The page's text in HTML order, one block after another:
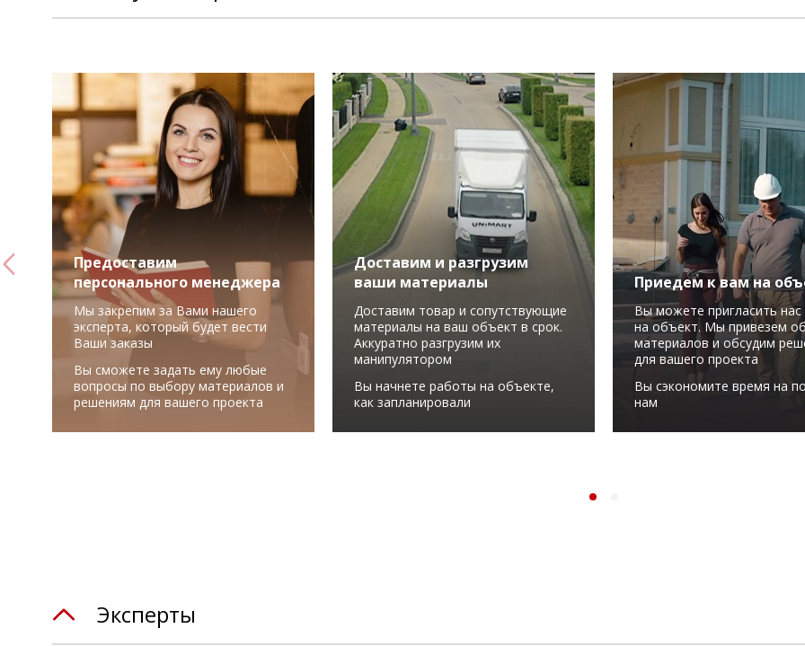
Предоставим
персонального менеджера
Мы закрепим за Вами нашего
эксперта, который будет вести
Ваши заказы
Вы сможете задать ему любые
вопросы по выбору материалов и
решениям для вашего проекта
Доставим и разгрузим
ваши материалы
Доставим товар и сопутствующие
материалы на ваш объект в срок.
Аккуратно разгрузим их
манипулятором
Вы начнете работы на объекте,
как запланировали
Приедем к вам на
Вы можете пригласить нас
на объект. Мы привезем
материалов и обсудим
для вашего проекта
Вы сэкономите время на
нам
Эксперты